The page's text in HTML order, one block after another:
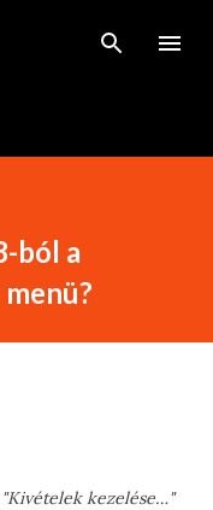
ból a
"Kivételek kezelése…"